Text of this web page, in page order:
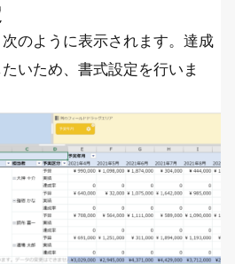
のように表示されます。達成
いため、書式設定を行いま